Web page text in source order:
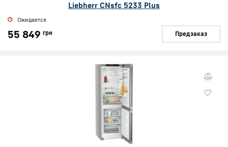
Liebherr CNsfc 5233 Plus
Ожидается
55 849 грн Предзаказ